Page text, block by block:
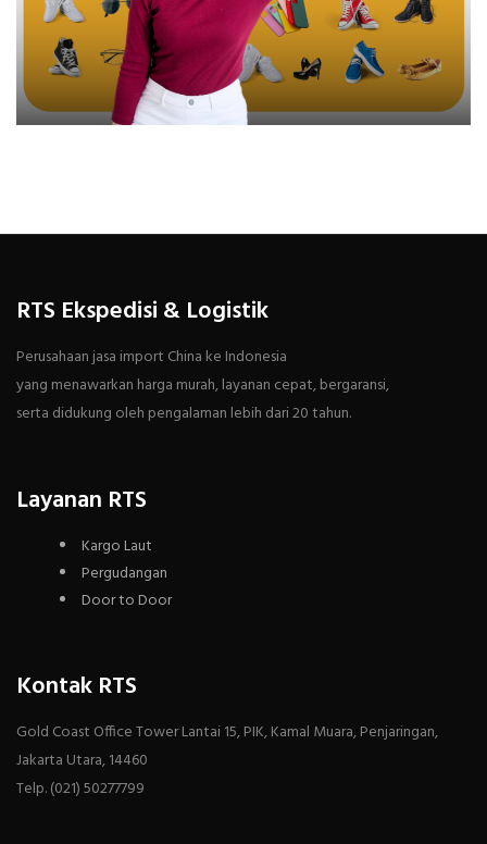
RTS Ekspedisi & Logistik
Perusahaan jasa import China ke Indonesia
yang menawarkan harga murah, layanan cepat, bergaransi,
serta didukung oleh pengalaman lebih dari 20 tahun.
Layanan RTS
Kargo Laut
Pergudangan
Door to Door
Kontak RTS
Gold Coast Office Tower Lantai 15, PIK, Kamal Muara, Penjaringan,
Jakarta Utara, 14460
Telp. (021) 50277799